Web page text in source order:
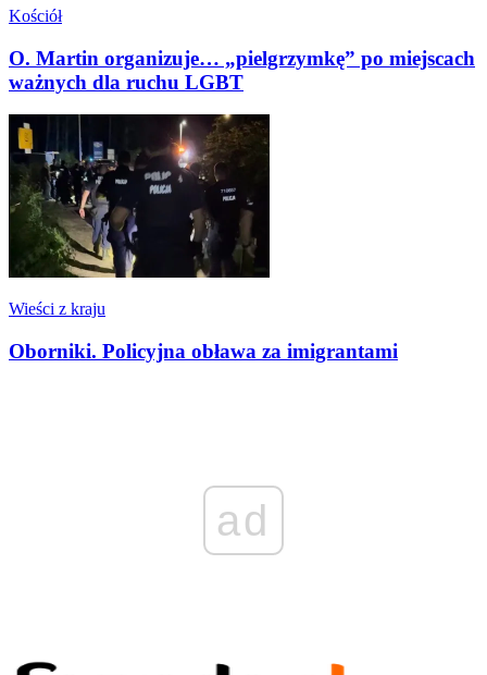
Kościół
O. Martin organizuje… „pielgrzymkę” po miejscach
ważnych dla ruchu LGBT
Wieści z kraju
Oborniki. Policyjna obława za imigrantami
ad